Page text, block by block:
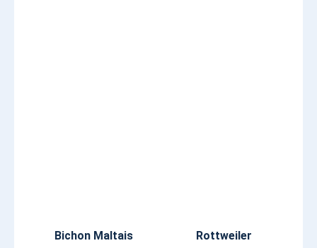
Bichon Maltais Rottweiler